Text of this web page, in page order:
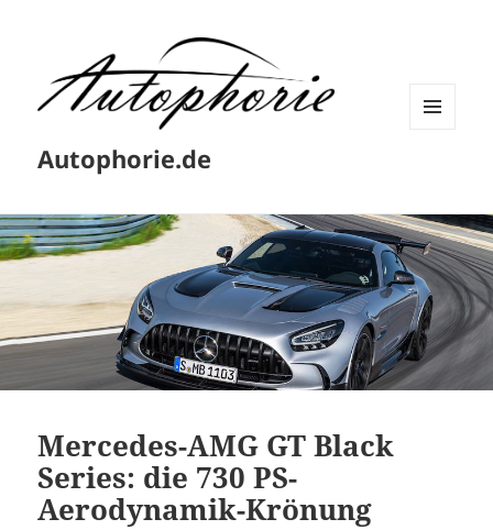
Autophorie.de
Mercedes-AMG GT Black
Series: die 730 PS-
Aerodynamik-Krönung